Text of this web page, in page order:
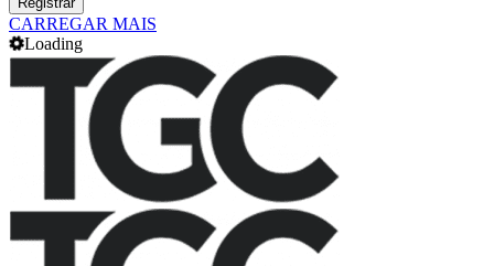
CARREGAR MAIS
Loading